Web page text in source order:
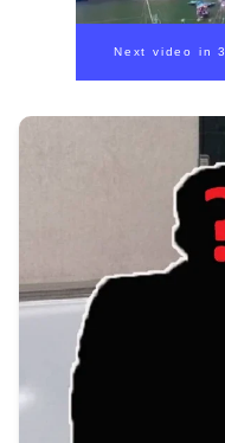
Next video in 1